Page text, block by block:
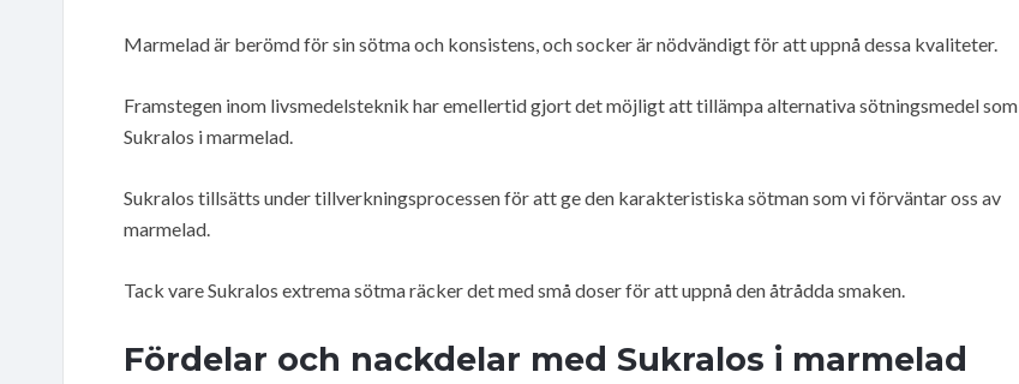
Marmelad är berömd för sin sötma och konsistens, och socker är nödvändigt för att uppnå dessa kvaliteter.
Framstegen inom livsmedelsteknik har emellertid gjort det möjligt att tillämpa alternativa sötningsmedel som
Sukralos i marmelad.
Sukralos tillsätts under tillverkningsprocessen för att ge den karakteristiska sötman som vi förväntar oss av
marmelad.
Tack vare Sukralos extrema sötma räcker det med små doser för att uppnå den åtrådda smaken.
Fördelar och nackdelar med Sukralos i marmelad